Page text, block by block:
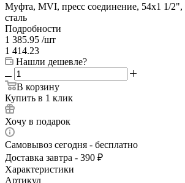
Муфта, MVI, пресс соединение, 54x1 1/
сталь
Подробности
1 385.95 /шт
1 414.23
Нашли дешевле?
В корзину
Купить в 1 клик
Хочу в подарок
Самовывоз сегодня - бесплатно
Доставка завтра - 390 ₽
Характеристики
Артикул